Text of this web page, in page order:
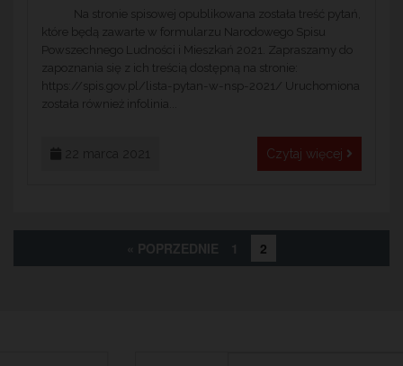
Na stronie spisowej opublikowana została treść pytań,
które będą zawarte w formularzu Narodowego Spisu
Powszechnego Ludności i Mieszkań 2021. Zapraszamy do
zapoznania się z ich treścią dostępną na stronie:
https://spis.gov.pl/lista-pytan-w-nsp-2021/ Uruchomiona
została również infolinia...
Czytaj więcej
« POPRZEDNIE 1 2